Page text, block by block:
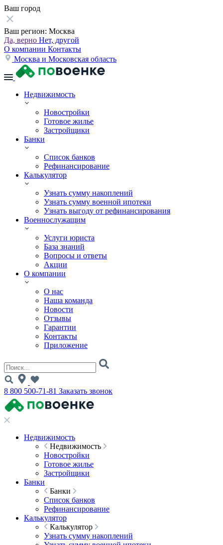
Ваш город
Ваш регион: Москва
Да, верно Нет, другой
О компании Контакты
Москва и Московская область
Недвижимость
Новостройки
Готовое жилье
Застройщики
Банки
Список банков
Рефинансирование
Калькулятор
Узнать сумму накоплений
Узнать сумму военной ипотеки
Узнать выгоду от рефинансирования
Военнослужащим
Услуги юриста
База знаний
Вопросы и ответы
Акции
О компании
О нас
Наша команда
Новости
Отзывы
Гарантии
Контакты
Приложение
8 800 500-71-81 Заказать звонок
Недвижимость
Недвижимость
Новостройки
Готовое жилье
Застройщики
Банки
Банки
Список банков
Рефинансирование
Калькулятор
Калькулятор
Узнать сумму накоплений